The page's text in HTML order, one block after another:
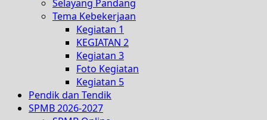
Selayang Pandang
Tema Kebekerjaan
Kegiatan 1
KEGIATAN 2
Kegiatan 3
Foto Kegiatan
Kegiatan 5
Pendik dan Tendik
SPMB 2026-2027